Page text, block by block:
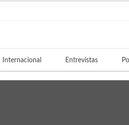
Internacional Entrevistas